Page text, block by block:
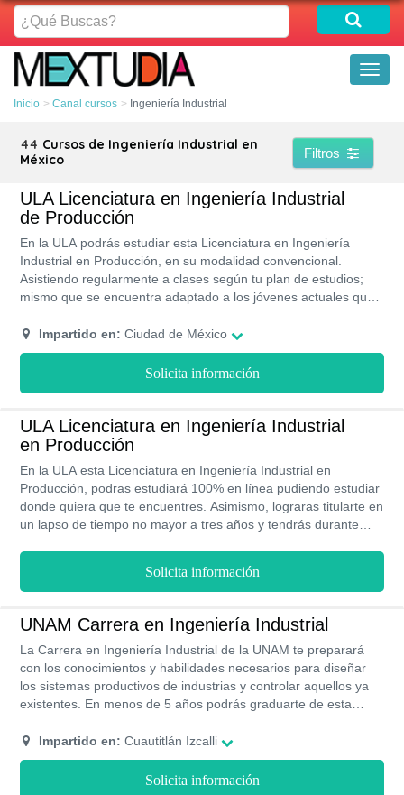
¿Qué
Buscas?
Inicio Canal cursos Ingeniería Industrial
44 Cursos de Ingeniería Industrial en
México
Filtros
ULA Licenciatura en Ingeniería Industrial
de Producción
En la ULA podrás estudiar esta Licenciatura en Ingeniería
Industrial en Producción, en su modalidad convencional.
Asistiendo regularmente a clases según tu plan de estudios;
mismo que se encuentra adaptado a los jóvenes actuales que
podras registrate en la bolsa laboral de esta universidad para
garantizar en tu momento de egreso la entrada inmediata en el
Impartido en: Ciudad de México
Solicita información
ULA Licenciatura en Ingeniería Industrial
en Producción
En la ULA esta Licenciatura en Ingeniería Industrial en
Producción, podras estudiará 100% en línea pudiendo estudiar
donde quiera que te encuentres. Asimismo, lograras titularte en
un lapso de tiempo no mayor a tres años y tendrás durante
bolsa laboral dispuesta por la ULA.
Solicita información
UNAM Carrera en Ingeniería Industrial
La Carrera en Ingeniería Industrial de la UNAM te preparará
con los conocimientos y habilidades necesarios para diseñar
los sistemas productivos de industrias y controlar aquellos ya
existentes. En menos de 5 años podrás graduarte de esta
Impartido en: Cuautitlán Izcalli
Solicita información